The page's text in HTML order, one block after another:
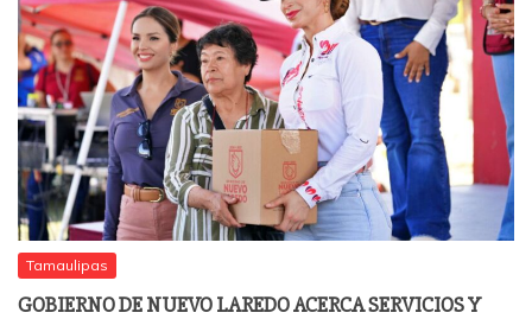
Tamaulipas
GOBIERNO DE NUEVO LAREDO ACERCA SERVICIOS Y